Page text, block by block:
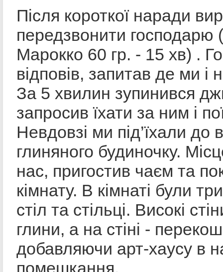
Після короткої наради
передзвонити господарю
Марокко 60 гр. - 15 хв) .
відповів, запитав де ми і
За 5 хвилин зупинився
запросив їхати за ним і
Невдовзі ми під’їхали до
глиняного будиночку.
нас, пригостив чаєм та
кімнату. В кімнаті були
стіл та стільці. Високі
глини, а на стіні -
добавляючи арт-хаусу в
помешкання.